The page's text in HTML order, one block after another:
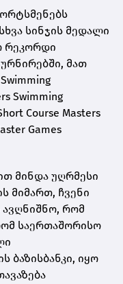
სინჯის მედალი
რეკორდი
მათ
Swimming
Course Masters
Games
მინდა უღრმესი
მიმართ, ჩვენი
ავღნიშნო, რომ
საერთაშორისო
ბაზისბანკი, იყო